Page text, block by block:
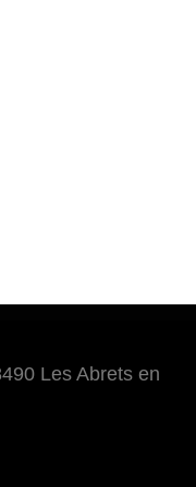
Les Abrets en